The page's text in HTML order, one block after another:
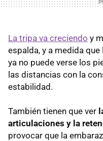
La tripa va creciendo y
espalda, y a medida
ya no puede verse los
las distancias con la
estabilidad.
También tienen que ver
articulaciones y la
provocar que la